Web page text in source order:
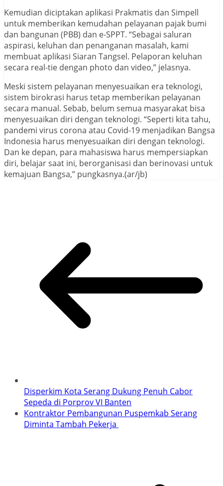
Kemudian diciptakan aplikasi Prakmatis dan Simpell
untuk memberikan kemudahan pelayanan pajak bumi
dan bangunan (PBB) dan e-SPPT. “Sebagai saluran
aspirasi, keluhan dan penanganan masalah, kami
membuat aplikasi Siaran Tangsel. Pelaporan keluhan
secara real-tie dengan photo dan video,” jelasnya.
Meski sistem pelayanan menyesuaikan era teknologi,
sistem birokrasi harus tetap memberikan pelayanan
secara manual. Sebab, belum semua masyarakat bisa
menyesuaikan diri dengan teknologi. “Seperti kita tahu,
pandemi virus corona atau Covid-19 menjadikan Bangsa
Indonesia harus menyesuaikan diri dengan teknologi.
Dan ke depan, para mahasiswa harus mempersiapkan
diri, belajar saat ini, berorganisasi dan berinovasi untuk
kemajuan Bangsa,” pungkasnya.(ar/jb)
Disperkim Kota Serang Dukung Penuh Cabor
Sepeda di Porprov VI Banten
Kontraktor Pembangunan Puspemkab Serang
Diminta Tambah Pekerja